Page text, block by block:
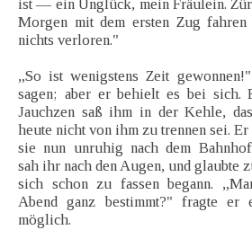
ist — ein Unglück, mein Fräulein.
Morgen mit dem ersten Zug
nichts verloren."
„So ist wenigstens Zeit
sagen; aber er behielt es bei sich.
Jauchzen saß ihm in der Kehle,
heute nicht von ihm zu trennen sei.
sie nun unruhig nach dem
sah ihr nach den Augen, und glaubte
sich schon zu fassen begann.
Abend ganz bestimmt?" fragte er
möglich.